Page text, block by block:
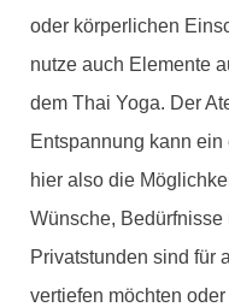
oder körperlichen
nutze auch Elemente
dem Thai Yoga. Der
Entspannung kann
hier also die
Wünsche,
Privatstunden sind für
vertiefen möchten